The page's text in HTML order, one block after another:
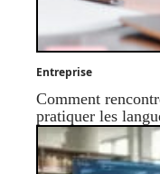
Entreprise
Comment
pratiquer les